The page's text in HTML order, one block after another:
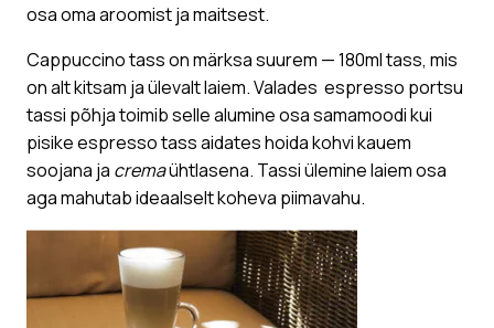
osa oma aroomist ja maitsest.
Cappuccino tass on märksa suurem — 180ml tass, mis
on alt kitsam ja ülevalt laiem. Valades espresso portsu
tassi põhja toimib selle alumine osa samamoodi kui
pisike espresso tass aidates hoida kohvi kauem
soojana ja cremaühtlasena. Tassi ülemine laiem osa
aga mahutab ideaalselt koheva piimavahu.